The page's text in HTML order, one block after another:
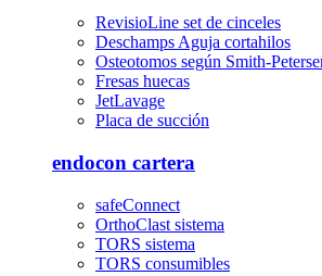
RevisioLine set de cinceles
Deschamps Aguja cortahilos
Osteotomos según Smith-
Fresas huecas
JetLavage
Placa de succión
endocon cartera
safeConnect
OrthoClast sistema
TORS sistema
TORS consumibles